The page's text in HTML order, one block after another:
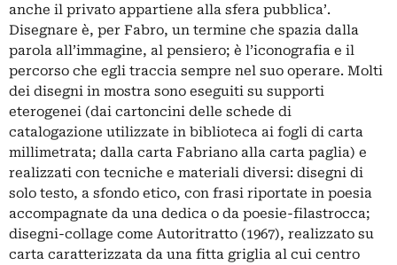
anche il privato appartiene alla sfera pubblica’.
Disegnare è, per Fabro, un termine che spazia dalla
parola all’immagine, al pensiero; è l’iconografia e il
percorso che egli traccia sempre nel suo operare. Molti
dei disegni in mostra sono eseguiti su supporti
eterogenei (dai cartoncini delle schede di
catalogazione utilizzate in biblioteca ai fogli di carta
millimetrata; dalla carta Fabriano alla carta paglia) e
realizzati con tecniche e materiali diversi: disegni di
solo testo, a sfondo etico, con frasi riportate in poesia
accompagnate da una dedica o da poesie-filastrocca;
disegni-collage come Autoritratto (1967), realizzato su
carta caratterizzata da una fitta griglia al cui centro